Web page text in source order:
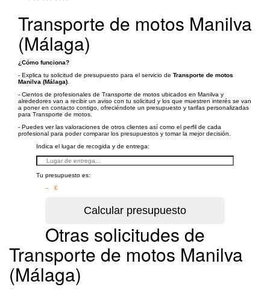
Transporte de motos Manilva
(Málaga)
¿Cómo funciona?
- Explica tu solicitud de presupuesto para el servicio de Transporte de motos
Manilva (Málaga)
- Cientos de profesionales de Transporte de motos ubicados en Manilva y
alrededores van a recibir un aviso con tu solicitud y los que muestren interés se van
a poner en contacto contigo, ofreciéndote un presupuesto y tarifas personalizadas
para Transporte de motos.
- Puedes ver las valoraciones de otros clientes así como el perfil de cada
profesional para poder comparar los presupuestos y tomar la mejor decisión.
Indica el lugar de recogida y de entrega:
Tu presupuesto es:
– €
Otras solicitudes de
Transporte de motos Manilva
(Málaga)